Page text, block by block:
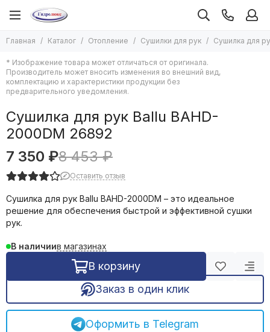
Отопление
Котлы отопления
Печи отопительные
Насосы для отопления
Дымоходы и комплектующие к ним
Водяные тепловентиляторы и комплектующие к ним
Оборудование для бань и саун
Комплектующие для систем отопления
Экспанзоматы
Емкости буферные
Теплоноситель для систем отопления
Теплый пол
Конвекторы водяные
Конвекторы электрические
Обогреватели инфракрасные
Обогреватели масляные
Тепловые пушки
Тепловентиляторы электрические
Главная Каталог Отопление Сушилки для рук Сушилка для
* Изображение товара может отличаться от оригинала.
Производитель может вносить изменения во внешний вид,
комплектацию и характеристики продукции без
предварительного уведомления.
Сушилка для рук Ballu BAHD-
2000DM 26892
7 350 ₽8 453 ₽
Оставить отзыв
Сушилка для рук Ballu BAHD-2000DM – это идеальное
решение для обеспечения быстрой и эффективной сушки
рук.
В наличии в магазинах
В корзину
Оформить в Telegram
Заказ в один клик